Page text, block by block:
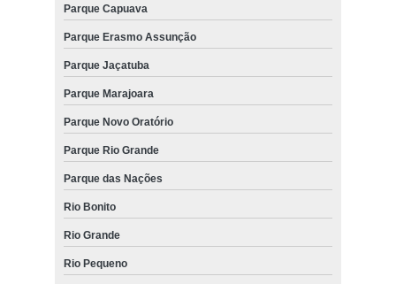
Parque Capuava
Parque Erasmo Assunção
Parque Jaçatuba
Parque Marajoara
Parque Novo Oratório
Parque Rio Grande
Parque das Nações
Rio Bonito
Rio Grande
Rio Pequeno